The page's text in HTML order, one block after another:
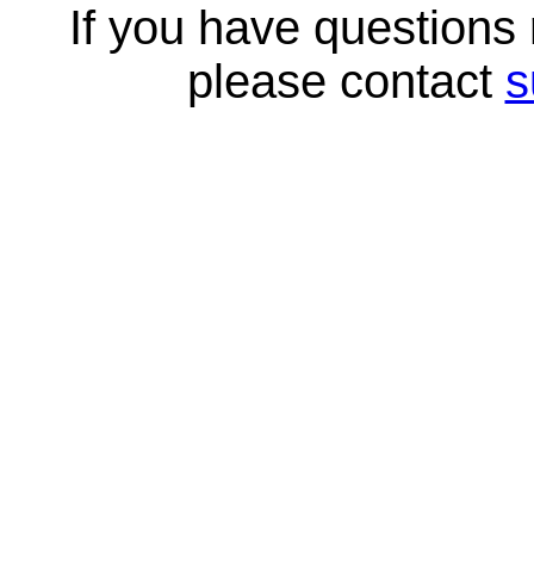
If you have
please contact